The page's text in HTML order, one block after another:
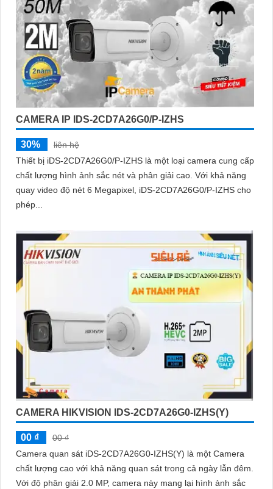
CAMERA IP IDS-2CD7A26G0/P-IZHS
30%
liên hệ
Thiết bị iDS-2CD7A26G0/P-IZHS là một loại camera cung cấp
chất lượng hình ảnh sắc nét và phân giải cao. Với khả năng
quay video độ nét 6 Megapixel, iDS-2CD7A26G0/P-IZHS cho
phép...
CAMERA HIKVISION IDS-2CD7A26G0-IZHS(Y)
00 ₫
00 ₫
Camera quan sát iDS-2CD7A26G0-IZHS(Y) là một Camera
chất lượng cao với khả năng quan sát trong cả ngày lẫn đêm.
Với độ phân giải 2.0 MP, camera này mang lại hình ảnh sắc